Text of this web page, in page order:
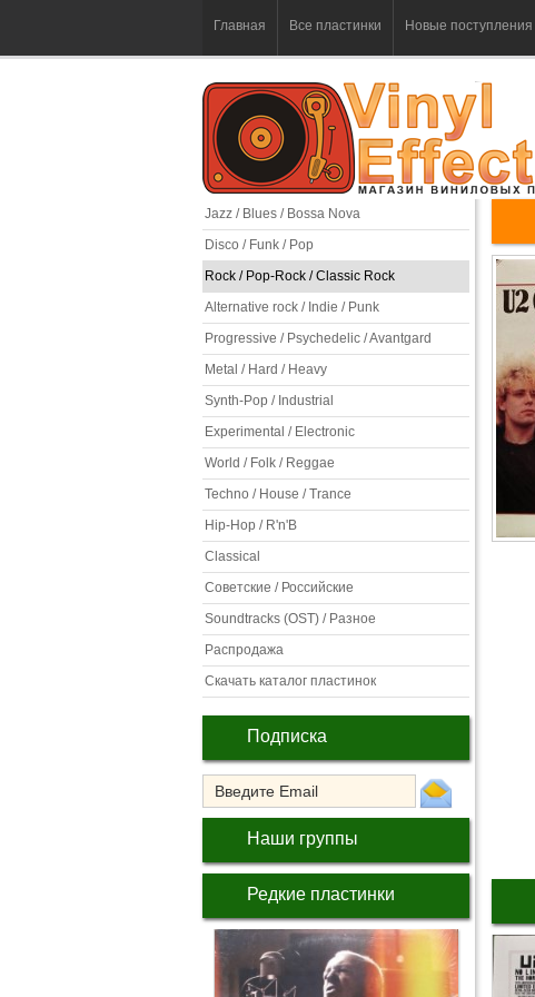
Главная Все пластинки Новые поступления
Jazz / Blues / Bossa Nova
Disco / Funk / Pop
Rock / Pop-Rock / Classic Rock
Alternative rock / Indie / Punk
Progressive / Psychedelic / Avantgard
Metal / Hard / Heavy
Synth-Pop / Industrial
Experimental / Electronic
World / Folk / Reggae
Techno / House / Trance
Hip-Hop / R'n'B
Classical
Советские / Российские
Soundtracks (OST) / Разное
Распродажа
Скачать каталог пластинок
Подписка
Наши группы
Редкие пластинки